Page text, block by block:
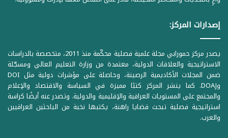
إصدارات المركز:
يصدر مركز حمورابي مجلة علمية فصلية محكّمة منذ 2011، متخصصة بالدراسات
الاستراتيجية والعلاقات الدولية، معتمدة من وزارة التعليم العالي ومسجّلة
ضمن المجلات الأكاديمية الرصينة، وحاصلة على مؤشرات دولية مثل DOI
وDOAJ. كما ينشر المركز كتبًا مميزة في السياسة والاقتصاد والإعلام
والمجتمع على المستويات العراقية والإقليمية والدولية. وتصدر عنه أيضًا كراسة
استراتيجية فصلية تبحث قضايا راهنة، يكتبها نخبة من الباحثين العراقيين
والعرب.